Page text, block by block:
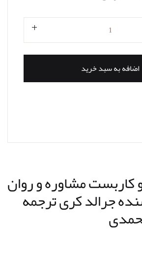
اضافه به سبد خرید
کاربست مشاوره و روان
جرالد کری ترجمه